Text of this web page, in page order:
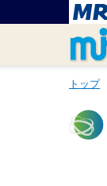
トップ